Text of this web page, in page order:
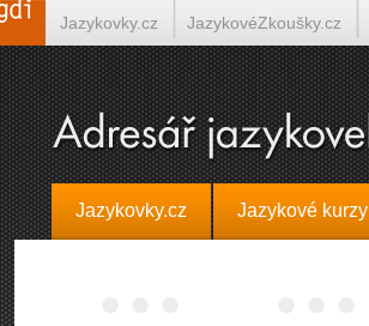
Jazykovky.cz Jazykové kurzy
Jazykovky.cz JazykovéZkoušky.cz
Španělština on-line Italština on-line